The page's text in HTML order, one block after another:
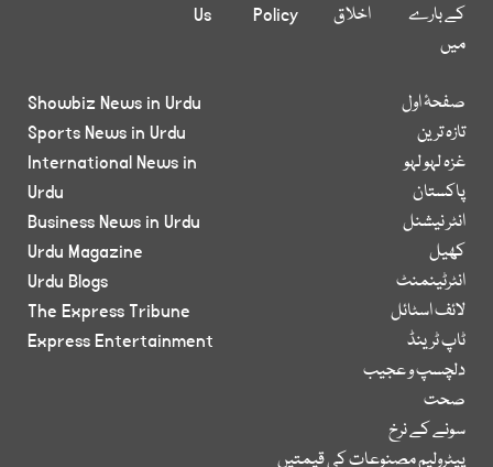
کے بارے
میں
اخلاق
Policy
Us
صفحۂ اول
تازہ ترین
غزہ لہو لہو
پاکستان
انٹر نیشنل
کھیل
انٹرٹینمنٹ
لائف اسٹائل
ٹاپ ٹرینڈ
دلچسپ و عجیب
صحت
سونے کے نرخ
پیٹرولیم مصنوعات کی قیمتیں
Showbiz News in Urdu
Sports News in Urdu
International News in
Urdu
Business News in Urdu
Urdu Magazine
Urdu Blogs
The Express Tribune
Express Entertainment